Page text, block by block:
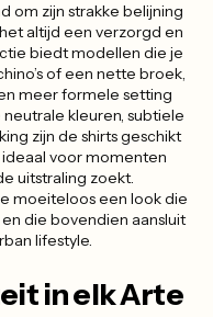
om zijn strakke belijning
altijd een verzorgd en
biedt modellen die je
of een nette broek,
meer formele setting
kleuren, subtiele
zijn de shirts geschikt
voor momenten
uitstraling zoekt.
moeiteloos een look die
die bovendien aansluit
lifestyle.
in elk Arte